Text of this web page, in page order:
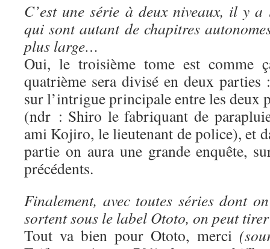
C’est une série à deux niveaux, il y a
qui sont autant de chapitres
plus large…
Oui, le troisième tome est comme
quatrième sera divisé en deux parties
sur l’intrigue principale entre les deux
(ndr : Shiro le fabriquant de
ami Kojiro, le lieutenant de police), et
partie on aura une grande enquête,
précédents.
Finalement, avec toutes séries dont
sortent sous le label Ototo, on peut
Tout va bien pour Ototo, merci